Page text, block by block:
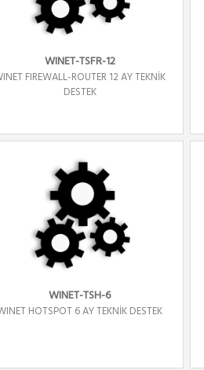
WINET-TSFR-12
FIREWALL-ROUTER 12 AY TEKNİK
DESTEK
WINET-TSH-6
HOTSPOT 6 AY TEKNİK DESTEK